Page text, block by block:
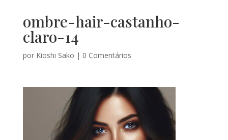
ombre-hair-castanho-
claro-14
por Kioshi Sako | 0 Comentários